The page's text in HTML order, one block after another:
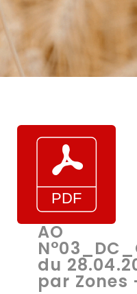
AO
du
par